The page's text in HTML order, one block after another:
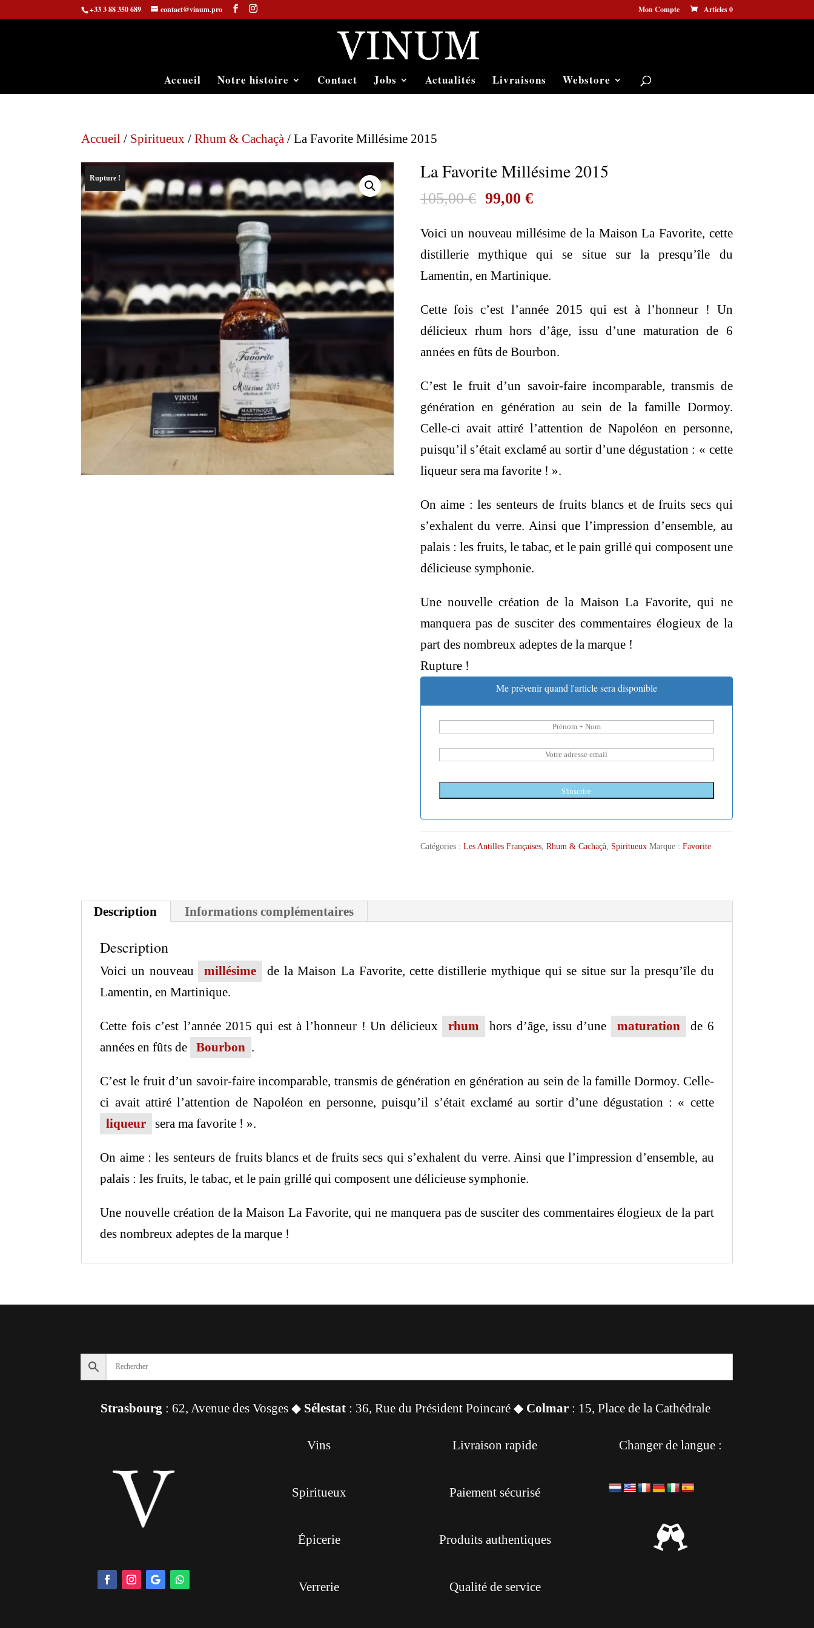
+33 3 88 350 689 contact@vinum.pro Mon Compte Articles 0
Accueil Notre histoire Contact Jobs Actualités Livraisons Webstore
Accueil / Spiritueux /Rhum & Cachaçà / La Favorite Millésime 2015
Rupture ! La Favorite Millésime 2015
105,00€ Le
initial
était :
105,00 €.
99,00 €Le
actuel
est :
99,00 €.
Voici un nouveau millésime de la Maison La Favorite, cette
distillerie mythique qui se situe sur la presqu’île du
Lamentin, en Martinique.
Cette fois c’est l’année 2015 qui est à l’honneur ! Un
délicieux rhum hors d’âge, issu d’une maturation de 6
années en fûts de Bourbon.
C’est le fruit d’un savoir-faire incomparable, transmis de
génération en génération au sein de la famille Dormoy.
Celle-ci avait attiré l’attention de Napoléon en personne,
puisqu’il s’était exclamé au sortir d’une dégustation : « cette
liqueur sera ma favorite ! ».
On aime : les senteurs de fruits blancs et de fruits secs qui
s’exhalent du verre. Ainsi que l’impression d’ensemble, au
palais : les fruits, le tabac, et le pain grillé qui composent une
délicieuse symphonie.
Une nouvelle création de la Maison La Favorite, qui ne
manquera pas de susciter des commentaires élogieux de la
part des nombreux adeptes de la marque !
Rupture !
Me prévenir quand l'article sera disponible
S'inscrire
Catégories : Les Antilles Françaises, Rhum & Cachaçà, Spiritueux Marque : Favorite
Description Informations complémentaires
Description
Voici un nouveau millésime
de la Maison La Favorite, cette distillerie mythique qui se situe sur la presqu’île du
Lamentin, en Martinique.
Cette fois c’est l’année 2015 qui est à l’honneur ! Un délicieux rhum hors d’âge, issu d’une maturation
de 6
années en fûts de
Bourbon .
C’est le fruit d’un savoir-faire incomparable, transmis de génération en génération au sein de la famille Dormoy. Celle-
ci avait attiré l’attention de Napoléon en personne, puisqu’il s’était exclamé au sortir d’une dégustation : « cette
liqueur
sera ma favorite ! ».
On aime : les senteurs de fruits blancs et de fruits secs qui s’exhalent du verre. Ainsi que l’impression d’ensemble, au
palais : les fruits, le tabac, et le pain grillé qui composent une délicieuse symphonie.
Une nouvelle création de la Maison La Favorite, qui ne manquera pas de susciter des commentaires élogieux de la part
des nombreux adeptes de la marque !
Strasbourg : 62, Avenue des Vosges ◆ Sélestat : 36, Rue du Président Poincaré ◆ Colmar : 15, Place de la Cathédrale
Vins
Spiritueux
Épicerie
Verrerie
Livraison rapide
Paiement sécurisé
Produits authentiques
Qualité de service
Changer de langue :
